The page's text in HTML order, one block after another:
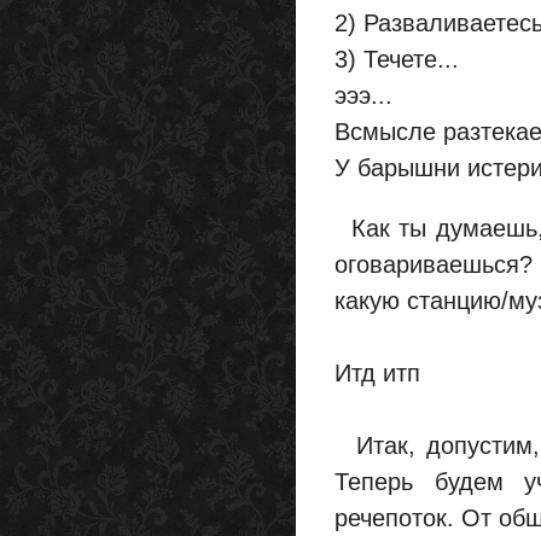
2)
3) Течете...
эээ...
Всмысле
У барышни
Как ты
какую станцию/
Итд итп
Итак,
Теперь будем
речепоток. От